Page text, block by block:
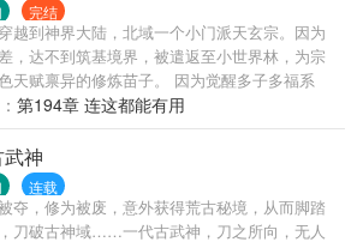
完结
越到神界大陆，北域一个小门派天玄宗。因为
，达不到筑基境界，被遣返至小世界林，为宗
天赋禀异的修炼苗子。 因为觉醒多子多福系
要生孩子就能获得奖励。 而且生的孩子都是拥
模板资质。 宋毅在一个小世界林，生下宋昊，
个儿子，获得了至尊骨、异火等专属武器功
且带着两个儿子，前往天玄宗弟子阁上交。 准
宗门资源培养自己的儿子。 在天赋测试的时
外结仇先天后期的张继，并且两个儿子天赋测
第194章 连这都能有用
神
连载
夺，修为被废，意外获得荒古秘境，从而脚踏
刀破古神域……一代古武神，刀之所向，无人